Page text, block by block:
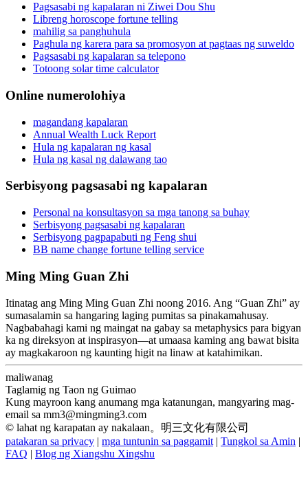
Pagsasabi ng kapalaran ni Ziwei Dou Shu
Libreng horoscope fortune telling
mahilig sa panghuhula
Paghula ng karera para sa promosyon at pagtaas ng suweldo
Pagsasabi ng kapalaran sa telepono
Totoong solar time calculator
Online numerolohiya
magandang kapalaran
Annual Wealth Luck Report
Hula ng kapalaran ng kasal
Hula ng kasal ng dalawang tao
Serbisyong pagsasabi ng kapalaran
Personal na konsultasyon sa mga tanong sa buhay
Serbisyong pagsasabi ng kapalaran
Serbisyong pagpapabuti ng Feng shui
BB name change fortune telling service
Ming Ming Guan Zhi
Itinatag ang Ming Ming Guan Zhi noong 2016. Ang “Guan Zhi” ay
sumasalamin sa hangaring laging pumitas sa pinakamahusay.
Nagbabahagi kami ng maingat na gabay sa metaphysics para bigyan
ka ng direksyon at inspirasyon—at umaasa kaming ang bawat bisita
ay magkakaroon ng kaunting higit na linaw at katahimikan.
maliwanag
Taglamig ng Taon ng Guimao
Kung mayroon kang anumang mga katanungan, mangyaring mag-
email sa mm3@mingming3.com
© lahat ng karapatan ay nakalaan。明三文化有限公司
patakaran sa privacy | mga tuntunin sa paggamit | Tungkol sa Amin |
FAQ | Blog ng Xiangshu Xingshu